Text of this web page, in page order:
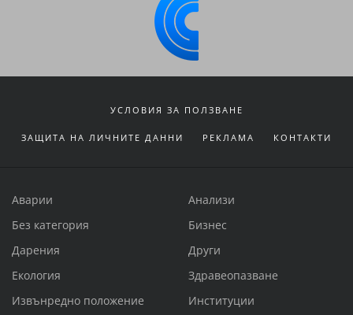
УСЛОВИЯ ЗА ПОЛЗВАНЕ
ЗАЩИТА НА ЛИЧНИТЕ ДАННИ РЕКЛАМА КОНТАКТИ
Аварии
Анализи
Без категория
Бизнес
Дарения
Други
Екология
Здравеопазване
Извънредно положение
Институции